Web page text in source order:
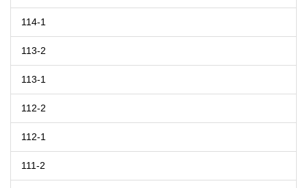
114-1
113-2
113-1
112-2
112-1
111-2